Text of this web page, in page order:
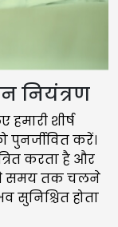
नियंत्रण
शीर्ष
करें।
करता है और
समय तक चलने
होता